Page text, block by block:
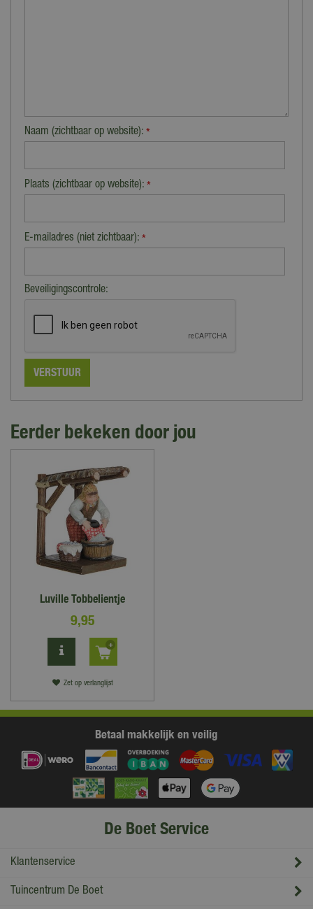
Naam (zichtbaar op website): *
Plaats (zichtbaar op website): *
E-mailadres (niet zichtbaar): *
Beveiligingscontrole:
Eerder bekeken door jou
Luville Tobbelientje
9,95
Zet op verlanglijst
Betaal makkelijk en veilig
De Boet Service
Klantenservice
Tuincentrum De Boet